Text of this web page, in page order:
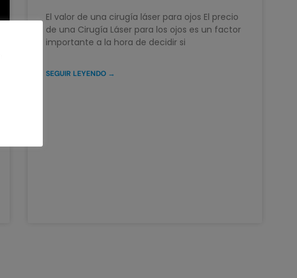
El valor de una cirugía láser para ojos El precio
de una Cirugía Láser para los ojos es un factor
importante a la hora de decidir si
SEGUIR LEYENDO →